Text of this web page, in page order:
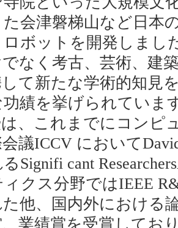
た会津磐梯山など日本
ボットを開発しまし
なく考古、芸術、建
て新たな学術的知見
績を挙げられていま
、これまでにコンピ
議ICCV において
Signifi cant
クス分野ではIEEE
他、国内外における
、業績賞を受賞してお